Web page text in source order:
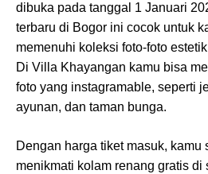
dibuka pada tanggal 1 Januari
terbaru di Bogor ini cocok untuk
memenuhi koleksi foto-foto
Di Villa Khayangan kamu bisa
foto yang instagramable, seperti
ayunan, dan taman bunga.
Dengan harga tiket masuk, kamu
menikmati kolam renang gratis